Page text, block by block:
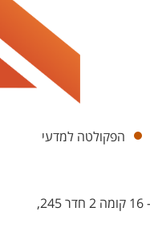
הפקולטה למדעי
בניין המחלקה להנדסת תעשייה וניהול - 16 קומה 2 חדר 245,